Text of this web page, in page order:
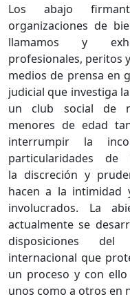
Los abajo
organizaciones de
llamamos y
profesionales, peritos
medios de prensa en
judicial que investiga
un club social de
menores de edad
interrumpir la
particularidades
la discreción y
hacen a la intimidad
involucrados. La
actualmente se
disposiciones
internacional que
un proceso y con
unos como a otros en